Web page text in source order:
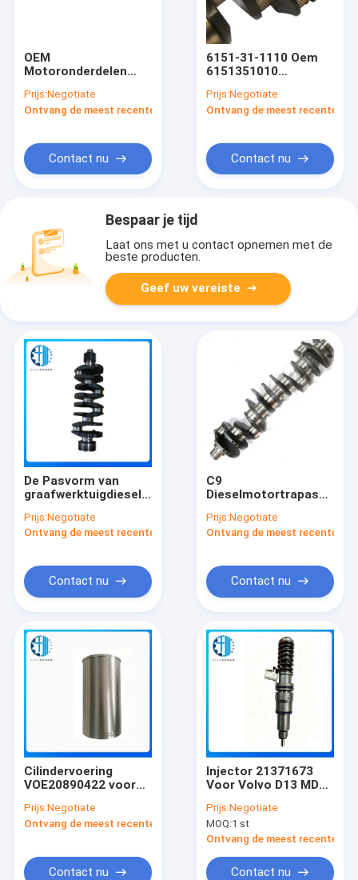
OEM
Motoronderdelen
Trapas voor C7
Gesmeed Staal
Prijs:Negotiate
Ontvang de meest recente Prijs
Contact nu
6151-31-1110 Oem
6151351010
6D125
Prijs:Negotiate
Ontvang de meest recente
Contact nu
Bespaar je tijd
Laat ons met u contact opnemen met de
beste producten.
Geef uw vereiste
De Pasvorm van
graafwerktuigdiesel
4LB1 4LC1 4LD1 op
ISUZU Diesel
Prijs:Negotiate
Ontvang de meest recente Prijs
Contact nu
C9
Dieselmotortrapas
Gesmeed Staal
Prijs:Negotiate
Ontvang de meest recente
Contact nu
Cilindervoering
VOE20890422 voor
graafmachine
motoronderdelen
Prijs:Negotiate
Ontvang de meest recente Prijs
Contact nu
Injector 21371673
Voor Volvo D13 MD13
EC480D
Graafmachine
Onderdelen
Prijs:Negotiate
MOQ:1 st
Ontvang de meest recente
Contact nu